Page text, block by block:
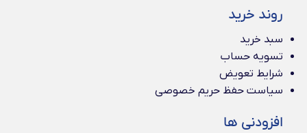
روند خرید
سبد خرید
تسویه حساب
شرایط تعویض
سیاست حفظ حریم خصوصی
افزودنی ها